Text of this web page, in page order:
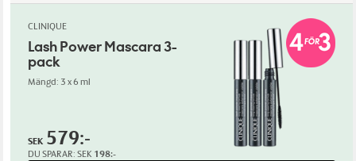
CLINIQUE
Lash Power Mascara 3-
pack
Mängd: 3 x 6 ml
SEK 579:-
DU SPARAR: SEK 198:-